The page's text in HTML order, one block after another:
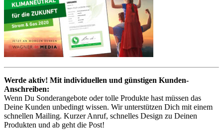
Werde aktiv! Mit individuellen und günstigen Kunden-
Anschreiben:
Wenn Du Sonderangebote oder tolle Produkte hast müssen das
Deine Kunden unbedingt wissen. Wir unterstützen Dich mit einem
schnellen Mailing. Kurzer Anruf, schnelles Design zu Deinen
Produkten und ab geht die Post!